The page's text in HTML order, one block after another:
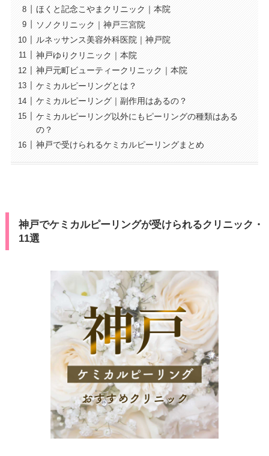
ほくと記念こやまクリニック｜本院
ソノクリニック｜神戸三宮院
ルネッサンス美容外科医院｜神戸院
神戸ゆりクリニック｜本院
神戸元町ビューティークリニック｜本院
ケミカルピーリングとは？
ケミカルピーリング｜副作用はあるの？
ケミカルピーリング以外にもピーリングの種類はある
の？
神戸で受けられるケミカルピーリングまとめ
神戸でケミカルピーリングが受けられるクリニック・
11選